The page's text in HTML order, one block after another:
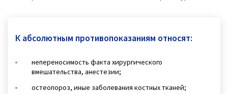
К абсолютным противопоказаниям относят:
непереносимость факта хирургического
вмешательства, анестезии;
остеопороз, иные заболевания костных тканей;